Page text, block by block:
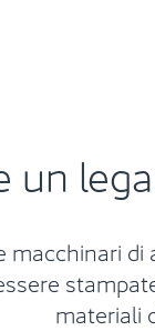
un
macchinari
materiali